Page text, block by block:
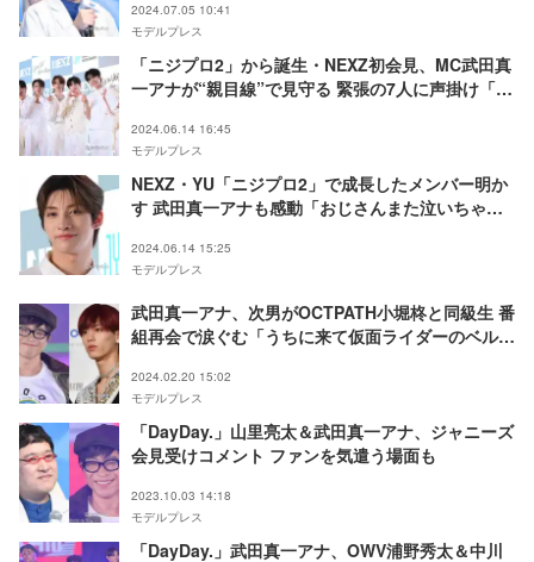
2024.07.05 10:41
モデルプレス
「ニジプロ2」から誕生・NEXZ初会見、MC武田真
一アナが“親目線”で見守る 緊張の7人に声掛け「み
2024.06.14 16:45
モデルプレス
NEXZ・YU「ニジプロ2」で成長したメンバー明か
す 武田真一アナも感動「おじさんまた泣いちゃう
2024.06.14 15:25
モデルプレス
武田真一アナ、次男がOCTPATH小堀柊と同級生 番
組再会で涙ぐむ「うちに来て仮面ライダーのベルト
2024.02.20 15:02
モデルプレス
「DayDay.」山里亮太＆武田真一アナ、ジャニーズ
会見受けコメント ファンを気遣う場面も
2023.10.03 14:18
モデルプレス
「DayDay.」武田真一アナ、OWV浦野秀太＆中川